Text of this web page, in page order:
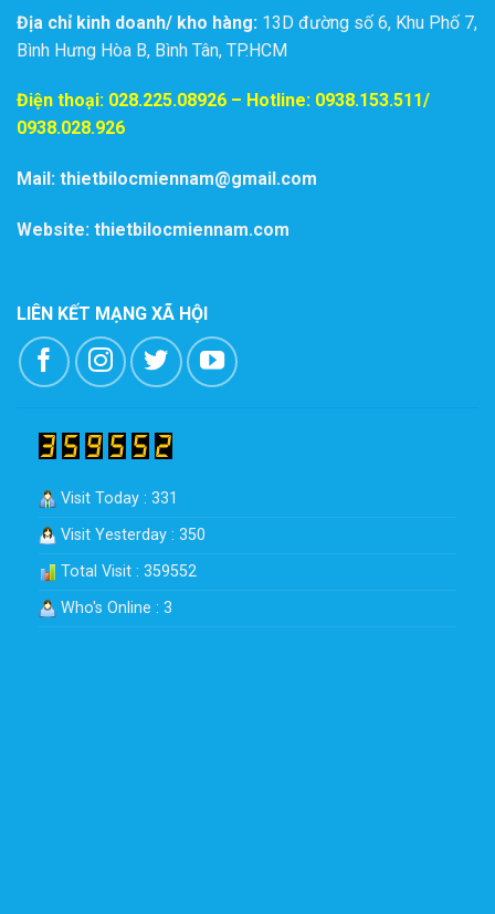
Địa chỉ kinh doanh/ kho hàng: 13D đường số 6, Khu Phố 7,
Bình Hưng Hòa B, Bình Tân, TP.HCM
Điện thoại: 028.225.08926 – Hotline: 0938.153.511/
0938.028.926
Mail: thietbilocmiennam@gmail.com
Website: thietbilocmiennam.com
LIÊN KẾT MẠNG XÃ HỘI
Visit Today : 331
Visit Yesterday : 350
Total Visit : 359552
Who's Online : 3